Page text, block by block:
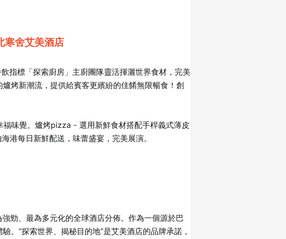
北寒舍艾美酒店
指標「探索廚房」主廚團隊靈活揮灑世界食材，完美
烤新潮流，提供給賓客更繽紛的佳餚無限暢食！創
味覺。爐烤pizza - 選用新鮮食材搭配手桿義式薄皮
港每日新鮮配送，味蕾盛宴，完美展演。
勁、最為多元化的全球酒店分佈。作為一個源於巴
。“探索世界、揭秘目的地”是艾美酒店的品牌承諾，